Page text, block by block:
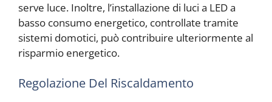
serve luce. Inoltre, l’installazione di luci a LED a
basso consumo energetico, controllate tramite
sistemi domotici, può contribuire ulteriormente al
risparmio energetico.
Regolazione Del Riscaldamento